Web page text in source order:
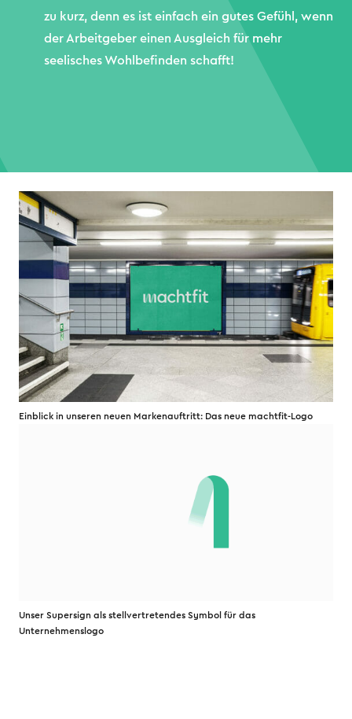
zu kurz, denn es ist einfach ein gutes Gefühl, wenn
der Arbeitgeber einen Ausgleich für mehr
seelisches Wohlbefinden schafft!
Einblick in unseren neuen Markenauftritt: Das neue machtfit-Logo
Unser Supersign als stellvertretendes Symbol für das
Unternehmenslogo